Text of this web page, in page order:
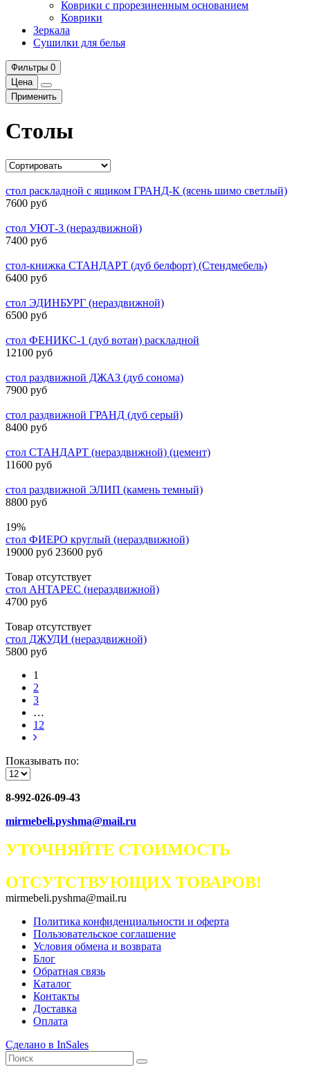
Коврики с прорезиненным основанием
Коврики
Зеркала
Сушилки для белья
Фильтры 0
Цена
Применить
Столы
стол раскладной с ящиком ГРАНД-К (ясень шимо светлый)
7600 руб
стол УЮТ-3 (нераздвижной)
7400 руб
стол-книжка СТАНДАРТ (дуб белфорт) (Стендмебель)
6400 руб
стол ЭДИНБУРГ (нераздвижной)
6500 руб
стол ФЕНИКС-1 (дуб вотан) раскладной
12100 руб
стол раздвижной ДЖАЗ (дуб сонома)
7900 руб
стол раздвижной ГРАНД (дуб серый)
8400 руб
стол СТАНДАРТ (нераздвижной) (цемент)
11600 руб
стол раздвижной ЭЛИП (камень темный)
8800 руб
19%
стол ФИЕРО круглый (нераздвижной)
19000 руб 23600 руб
Товар отсутствует
стол АНТАРЕС (нераздвижной)
4700 руб
Товар отсутствует
стол ДЖУДИ (нераздвижной)
5800 руб
1
2
3
…
12
Показывать по:
8-992-026-09-43
mirmebeli.pyshma@mail.ru
УТОЧНЯЙТЕ СТОИМОСТЬ
ОТСУТСТВУЮЩИХ ТОВАРОВ!
mirmebeli.pyshma@mail.ru
Политика конфиденциальности и оферта
Пользовательское соглашение
Условия обмена и возврата
Блог
Обратная связь
Каталог
Контакты
Доставка
Оплата
Сделано в InSales